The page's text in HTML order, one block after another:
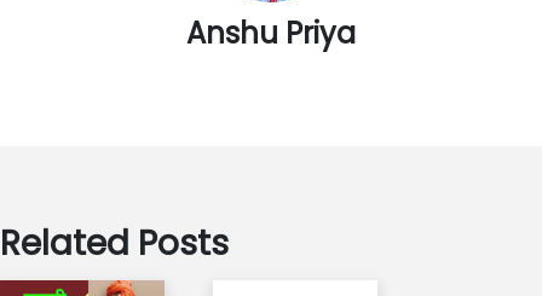
Anshu Priya
Related Posts